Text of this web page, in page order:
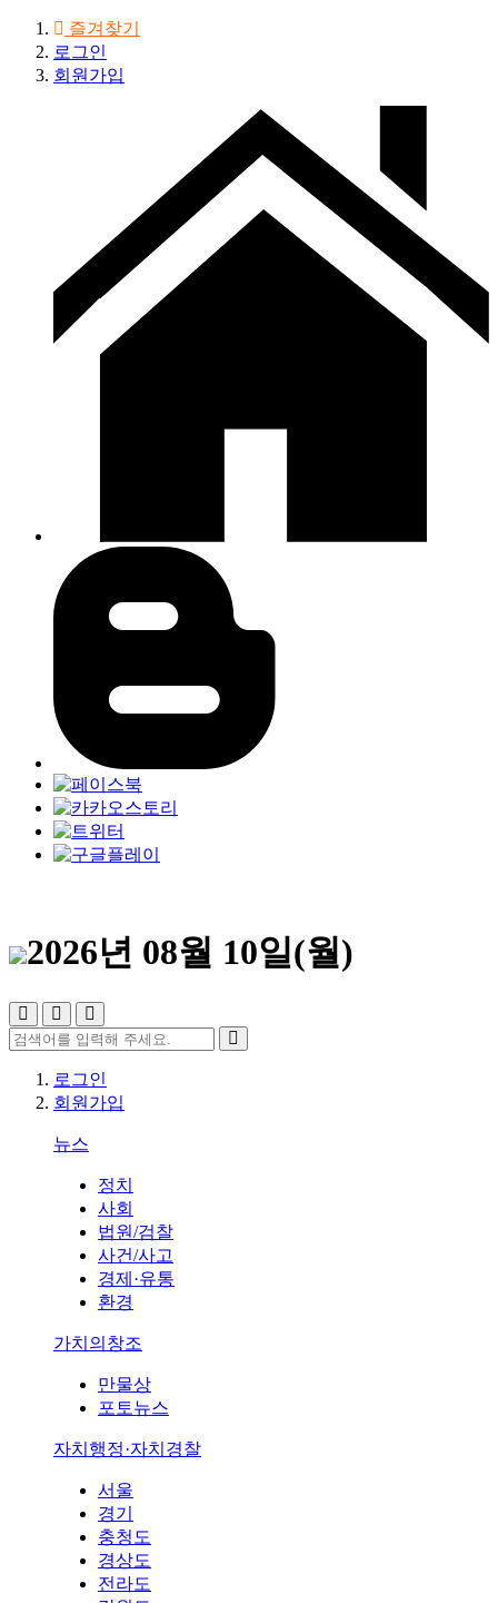
즐겨찾기
로그인
회원가입
2026년 08월 10일(월)
로그인
회원가입
뉴스
정치
사회
법원/검찰
사건/사고
경제·유통
환경
가치의창조
만물상
포토뉴스
자치행정·자치경찰
서울
경기
충청도
경상도
전라도